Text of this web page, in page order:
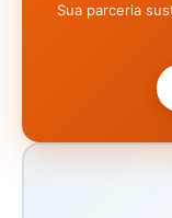
Sua parceria